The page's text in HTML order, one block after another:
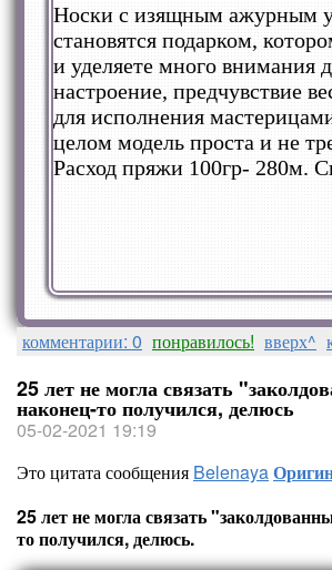
Носки с изящным ажурным
становятся подарком,
и уделяете много внимания
настроение, предчувствие
для исполнения
целом модель проста и не
Расход пряжи 100гр- 280м.
комментарии: 0 понравилось! вверх^
25 лет не могла связать
наконец-то получился, делюсь
05-02-2021 19:19
Это цитата сообщения Belenaya
25 лет не могла связать
то получился, делюсь.